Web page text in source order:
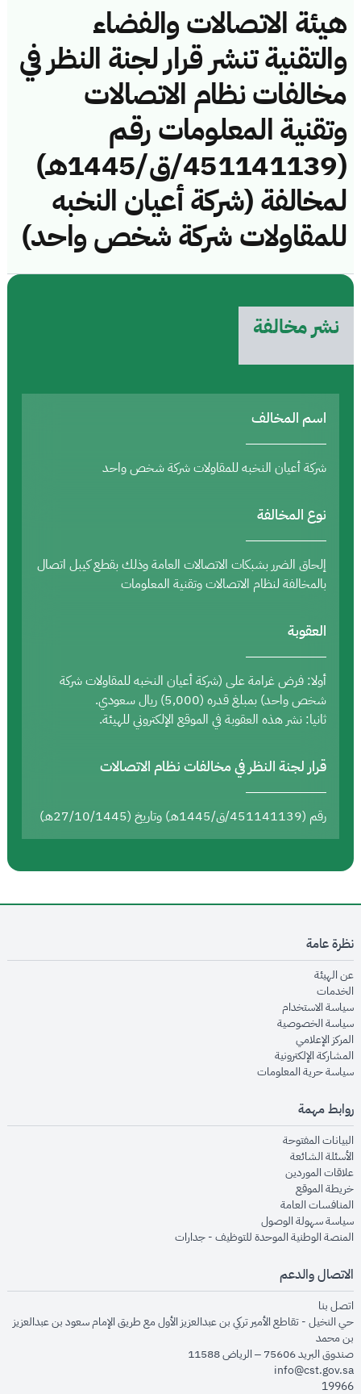
هيئة الاتصالات والفضاء
والتقنية تنشر قرار لجنة النظر في
مخالفات نظام الاتصالات
وتقنية المعلومات رقم
(451141139/ق/1445هـ)
لمخالفة (شركة أعيان النخبه
للمقاولات شركة شخص واحد)
نشر مخالفة
اسم المخالف
شركة أعيان النخبه للمقاولات شركة شخص واحد
نوع المخالفة
إلحاق الضرر بشبكات الاتصالات العامة وذلك بقطع كيبل اتصال
بالمخالفة لنظام الاتصالات وتقنية المعلومات
العقوبة
أولا: فرض غرامة على (شركة أعيان النخبه للمقاولات شركة
شخص واحد) بمبلغ قدره (5,000) ريال سعودي.
ثانيا: نشر هذه العقوبة في الموقع الإلكتروني للهيئة.
قرار لجنة النظر في مخالفات نظام الاتصالات
رقم (451141139/ق/1445هـ) وتاريخ (27/10/1445هـ)
نظرة عامة
عن الهيئةopens in new window
الخدماتopens in new window
سياسة الاستخدام
سياسة الخصوصيةopens in new window
المركز الإعلاميopens in new window
المشاركة الإلكترونيةopens in new window
سياسة حرية المعلوماتopens in new window
روابط مهمة
البيانات المفتوحةopens in new window
الأسئلة الشائعةopens in new window
علاقات الموردينopens in new window
خريطة الموقعopens in new window
المنافسات العامةopens in new window
سياسة سهولة الوصولopens in new window
المنصة الوطنية الموحدة للتوظيف - جداراتopens in new window
الاتصال والدعم
اتصل بنا
حي النخيل - تقاطع الأمير تركي بن عبدالعزيز الأول مع طريق الإمام سعود بن عبدالعزيز
بن محمد
صندوق البريد 75606 – الرياض 11588
info@cst.gov.sa
19966